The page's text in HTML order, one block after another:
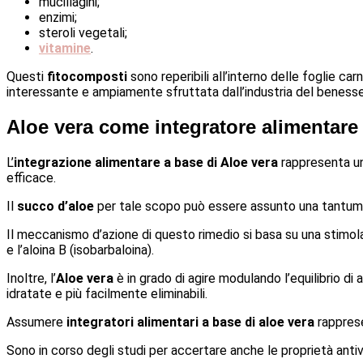
enzimi;
steroli vegetali;
vitamine.
Questi fitocomposti sono reperibili all’interno delle foglie
interessante e ampiamente sfruttata dall’industria del
Aloe vera come integratore alimentare
L’integrazione alimentare a base di Aloe vera rappresenta
efficace.
Il succo d’aloe per tale scopo può essere assunto una
Il meccanismo d’azione di questo rimedio si basa su una
e l’aloina B (isobarbaloina).
Inoltre, l’Aloe vera è in grado di agire modulando l’equilibrio
idratate e più facilmente eliminabili.
Assumere integratori alimentari a base di aloe vera
Sono in corso degli studi per accertare anche le proprietà